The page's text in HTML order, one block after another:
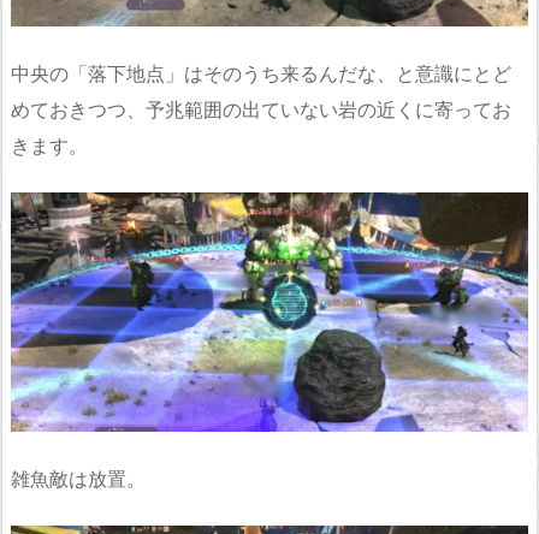
中央の「落下地点」はそのうち来るんだな、と意識にとど
めておきつつ、予兆範囲の出ていない岩の近くに寄ってお
きます。
雑魚敵は放置。